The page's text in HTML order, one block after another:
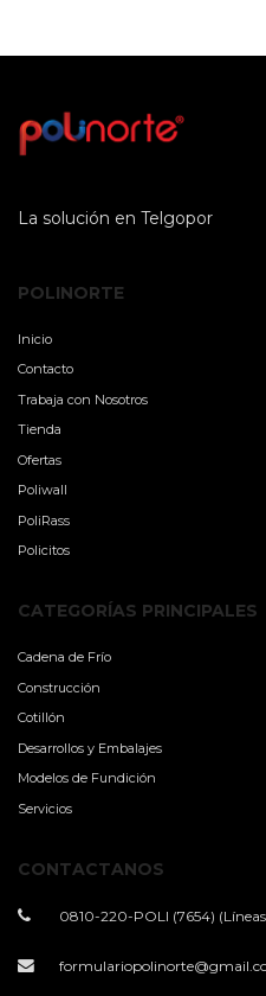
La solución en Telgopor
POLINORTE
Inicio
Contacto
Trabaja con Nosotros
Tienda
Ofertas
Poliwall
PoliRass
Policitos
CATEGORÍAS PRINCIPALES
Cadena de Frío
Construcción
Cotillón
Desarrollos y Embalajes
Modelos de Fundición
Servicios
CONTACTANOS
0810-220-POLI (7654)